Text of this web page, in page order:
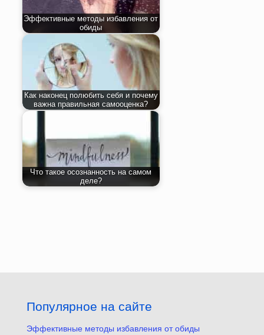
Эффективные методы избавления от
обиды
Как наконец полюбить себя и почему
важна правильная самооценка?
Что такое осознанность на самом
деле?
Популярное на сайте
Эффективные методы избавления от обиды